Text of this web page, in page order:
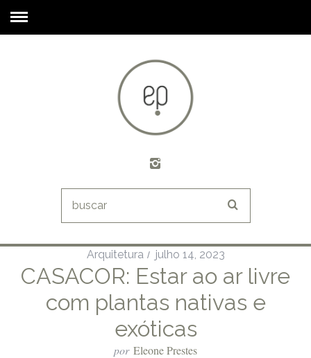
Arquitetura julho 14, 2023
CASACOR: Estar ao ar livre
com plantas nativas e
exóticas
por Eleone Prestes